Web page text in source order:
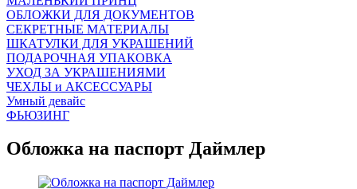
ОБЛОЖКИ ДЛЯ ДОКУМЕНТОВ
СЕКРЕТНЫЕ МАТЕРИАЛЫ
ШКАТУЛКИ ДЛЯ УКРАШЕНИЙ
ПОДАРОЧНАЯ УПАКОВКА
УХОД ЗА УКРАШЕНИЯМИ
ЧEХЛЫ и АКСЕССУАРЫ
Умный девайс
ФЬЮЗИНГ
Обложка на паспорт Даймлер